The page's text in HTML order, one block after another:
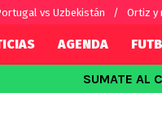
vs Uzbekistán Ortiz y
AGENDA
SUMATE AL